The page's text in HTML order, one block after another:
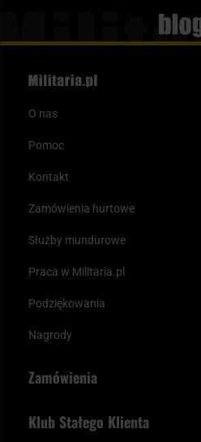
Blog
O nas
Pomoc
Kontakt
Zamówienia hurtowe
Służby mundurowe
Praca w Militaria.pl
Podziękowania
Nagrody
Zamówienia
Klub Stałego Klienta